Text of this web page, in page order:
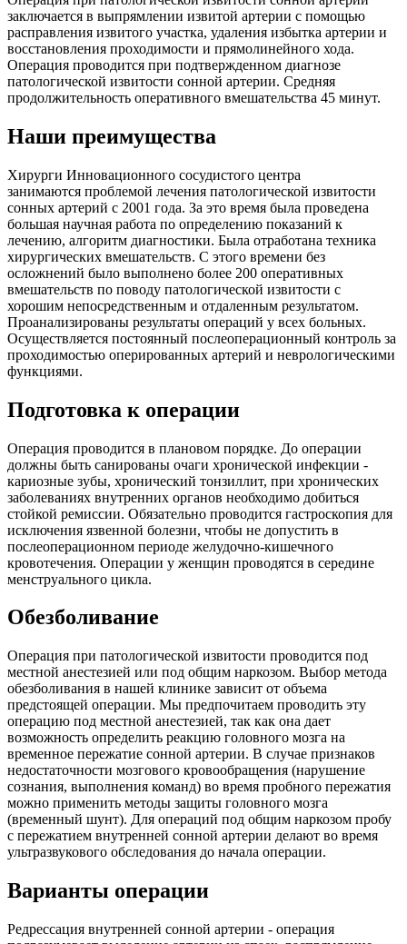
заключается в выпрямлении извитой артерии с помощью
расправления извитого участка, удаления избытка артерии и
восстановления проходимости и прямолинейного хода.
Операция проводится при подтвержденном диагнозе
патологической извитости сонной артерии. Средняя
продолжительность оперативного вмешательства 45 минут.
Наши преимущества
Хирурги Инновационного сосудистого центра
занимаются проблемой лечения патологической извитости
сонных артерий с 2001 года. За это время была проведена
большая научная работа по определению показаний к
лечению, алгоритм диагностики. Была отработана техника
хирургических вмешательств. С этого времени без
осложнений было выполнено более 200 оперативных
вмешательств по поводу патологической извитости с
хорошим непосредственным и отдаленным результатом.
Проанализированы результаты операций у всех больных.
Осуществляется постоянный послеоперационный контроль за
проходимостью оперированных артерий и неврологическими
функциями.
Подготовка к операции
Операция проводится в плановом порядке. До операции
должны быть санированы очаги хронической инфекции -
кариозные зубы, хронический тонзиллит, при хронических
заболеваниях внутренних органов необходимо добиться
стойкой ремиссии. Обязательно проводится гастроскопия для
исключения язвенной болезни, чтобы не допустить в
послеоперационном периоде желудочно-кишечного
кровотечения. Операции у женщин проводятся в середине
менструального цикла.
Обезболивание
Операция при патологической извитости проводится под
местной анестезией или под общим наркозом. Выбор метода
обезболивания в нашей клинике зависит от объема
предстоящей операции. Мы предпочитаем проводить эту
операцию под местной анестезией, так как она дает
возможность определить реакцию головного мозга на
временное пережатие сонной артерии. В случае признаков
недостаточности мозгового кровообращения (нарушение
сознания, выполнения команд) во время пробного пережатия
можно применить методы защиты головного мозга
(временный шунт). Для операций под общим наркозом пробу
с пережатием внутренней сонной артерии делают во время
ультразвукового обследования до начала операции.
Варианты операции
Редрессация внутренней сонной артерии - операция